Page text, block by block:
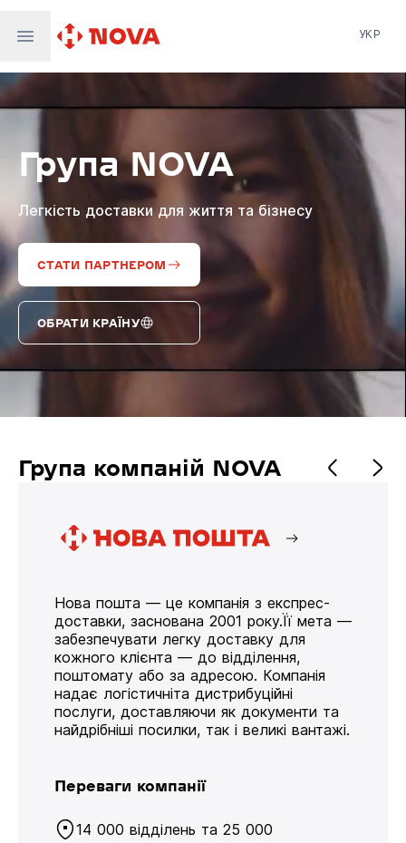
Nova Global
Nova Digital
Supernova Airlines
УКР
Група NOVA
Легкість доставки для життя та бізнесу
СТАТИ ПАРТНЕРОМ
ОБРАТИ КРАЇНУ
Група компаній NOVA
Нова пошта — це компанія з експрес-
доставки, заснована 2001 року.Її мета —
забезпечувати легку доставку для
кожного клієнта — до відділення,
поштомату або за адресою. Компанія
надає логістичніта дистрибуційні
послуги, доставляючи як документи та
найдрібніші посилки, так і великі вантажі.
Переваги компанії
14 000 відділень та 25 000